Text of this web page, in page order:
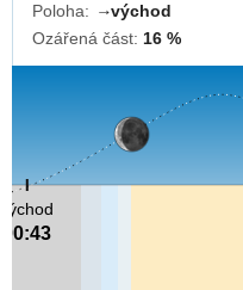
Poloha:
↓východ
Ozářená část: 16 %
východ
00:43